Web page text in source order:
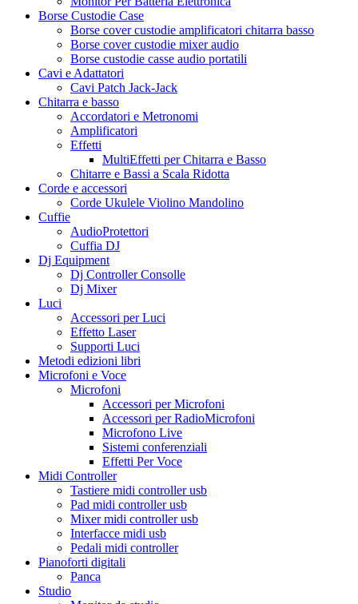
Borse Custodie Case
Borse cover custodie amplificatori chitarra basso
Borse cover custodie mixer audio
Borse custodie casse audio portatili
Cavi e Adattatori
Cavi Patch Jack-Jack
Chitarra e basso
Accordatori e Metronomi
Amplificatori
Effetti
MultiEffetti per Chitarra e Basso
Chitarre e Bassi a Scala Ridotta
Corde e accessori
Corde Ukulele Violino Mandolino
Cuffie
AudioProtettori
Cuffia DJ
Dj Equipment
Dj Controller Consolle
Dj Mixer
Luci
Accessori per Luci
Effetto Laser
Supporti Luci
Metodi edizioni libri
Microfoni e Voce
Microfoni
Accessori per Microfoni
Accessori per RadioMicrofoni
Microfono Live
Sistemi conferenziali
Effetti Per Voce
Midi Controller
Tastiere midi controller usb
Pad midi controller usb
Mixer midi controller usb
Interfacce midi usb
Pedali midi controller
Pianoforti digitali
Panca
Studio